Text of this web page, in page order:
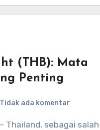
(THB): Mata
Penting
Tidak ada komentar